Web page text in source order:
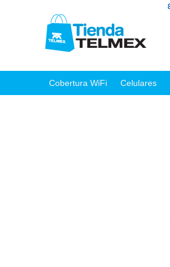
Cobertura WiFi Celulares